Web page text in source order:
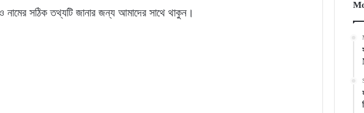
সঠিক তথ্যটি জানার জন্য আমাদের সাথে থাকুন।